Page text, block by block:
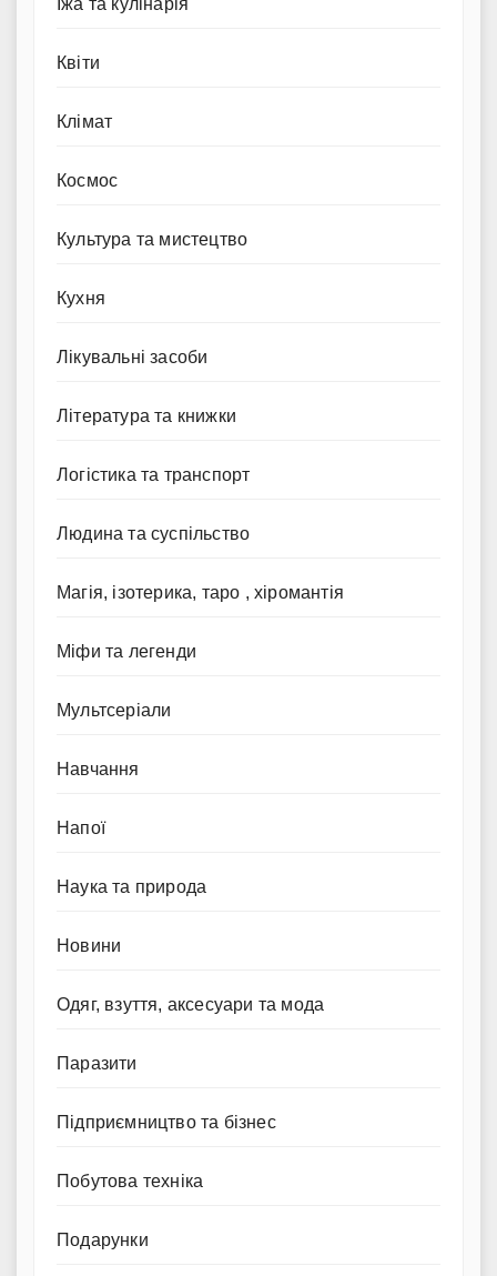
Їжа та кулінарія
Квіти
Клімат
Космос
Культура та мистецтво
Кухня
Лікувальні засоби
Література та книжки
Логістика та транспорт
Людина та суспільство
Магія, ізотерика, таро , хіромантія
Міфи та легенди
Мультсеріали
Навчання
Напої
Наука та природа
Новини
Одяг, взуття, аксесуари та мода
Паразити
Підприємництво та бізнес
Побутова техніка
Подарунки